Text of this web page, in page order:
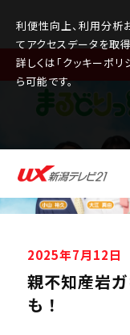
利便性向上、利用分析
てアクセスデータを取得
詳しくは「クッキーポリ
ら可能です。
2025年7月12日
親不知産岩
も！